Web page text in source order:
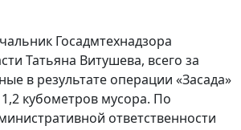
Госадмтехнадзора
Татьяна Витушева, всего за
в результате операции «Засада»
кубометров мусора. По
ответственности